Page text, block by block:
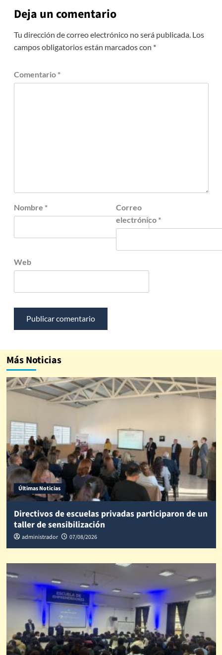
Deja un comentario
Tu dirección de correo electrónico no será publicada. Los
campos obligatorios están marcados con *
Comentario *
Nombre *
Correo
electrónico *
Web
Más Noticias
Últimas Noticias
Directivos de escuelas privadas participaron de un
taller de sensibilización
administrador 07/08/2026